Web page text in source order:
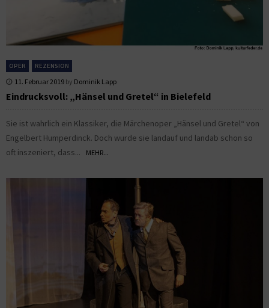
OPER REZENSION
11. Februar 2019 by Dominik Lapp
Eindrucksvoll: „Hänsel und Gretel“ in Bielefeld
Sie ist wahrlich ein Klassiker, die Märchenoper „Hänsel und Gretel“ von
Engelbert Humperdinck. Doch wurde sie landauf und landab schon so
oft inszeniert, dass...
MEHR...